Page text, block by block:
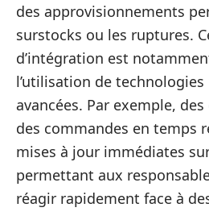
des approvisionnements
surstocks ou les ruptures.
d’intégration est
l’utilisation de
avancées. Par exemple,
des commandes en temps
mises à jour immédiates
permettant aux
réagir rapidement face à